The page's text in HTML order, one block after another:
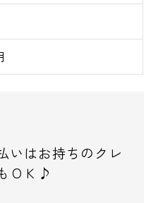
いはお持ちのクレ
ＯＫ♪